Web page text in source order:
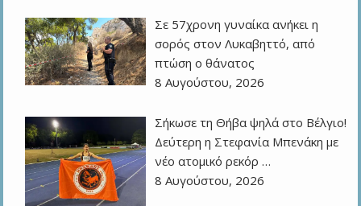
Σε 57χρονη γυναίκα ανήκει η
σορός στον Λυκαβηττό, από
πτώση ο θάνατος
8 Αυγούστου, 2026
Σήκωσε τη Θήβα ψηλά στο Βέλγιο!
Δεύτερη η Στεφανία Μπενάκη με
νέο ατομικό ρεκόρ …
8 Αυγούστου, 2026